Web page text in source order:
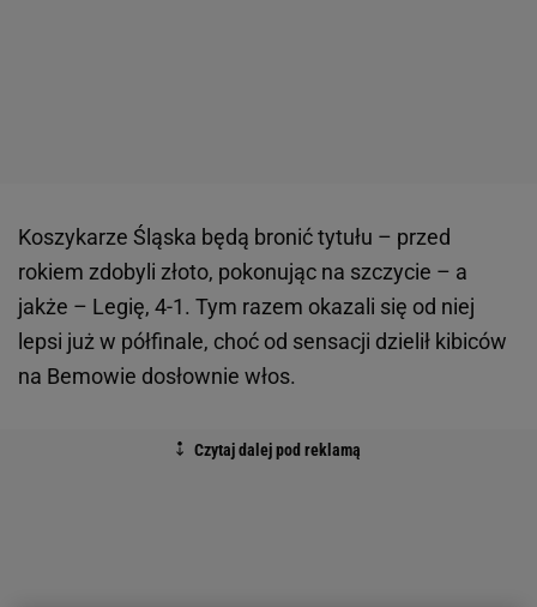
Koszykarze Śląska będą bronić tytułu – przed
rokiem zdobyli złoto, pokonując na szczycie – a
jakże – Legię, 4-1. Tym razem okazali się od niej
lepsi już w półfinale, choć od sensacji dzielił kibiców
na Bemowie dosłownie włos.